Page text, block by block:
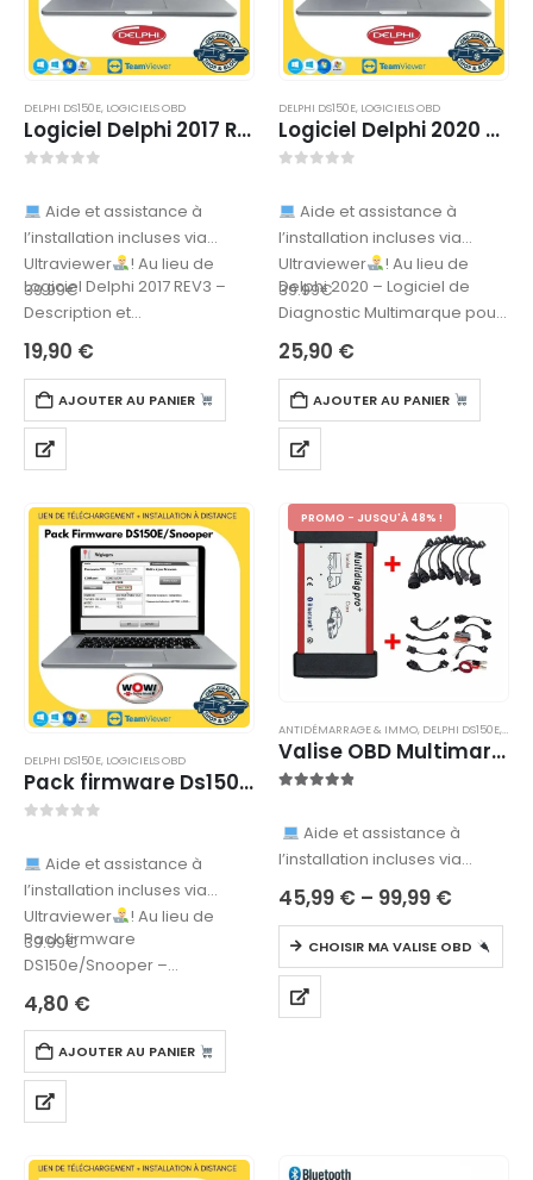
DELPHI DS150E, LOGICIELS OBD
Logiciel Delphi 2017 REV3 – TÉLÉCHARGEMENT
Aide et assistance à
l’installation incluses via
Ultraviewer
! Au lieu de
39.99€
Logiciel Delphi 2017 REV3 –
Description et
fonctionnalitésLe Logiciel
Delphi 2017 REV3 est un outil
de diagnostic multimarque…
19,90 €
AJOUTER AU PANIER
DELPHI DS150E, LOGICIELS OBD
Logiciel Delphi 2020 – TÉLÉCHARGEMENT
Aide et assistance à
l’installation incluses via
Ultraviewer
! Au lieu de
39.99€
Delphi 2020 – Logiciel de
Diagnostic Multimarque pour
Véhicules Légers et
UtilitairesLe Delphi 2020 est un
logiciel de…
25,90 €
AJOUTER AU PANIER
DELPHI DS150E, LOGICIELS OBD
Pack firmware Ds150e/Snooper – Téléchargement
Aide et assistance à
l’installation incluses via
Ultraviewer
! Au lieu de
39.99€
Pack firmware
DS150e/Snooper –
Description et fonctionnalités
Le Pack firmware
DS150e/Snooper est un
ensemble de…
4,80 €
AJOUTER AU PANIER
PROMO - JUSQU'À 48% !
ANTIDÉMARRAGE & IMMO, DELPHI DS150E,
Valise OBD Multimarque Multidiag Pro TCS 2020.23
Aide et assistance à
l’installation incluses via
TeamViewer
!
45,99 € – 99,99 €
CHOISIR MA VALISE OBD